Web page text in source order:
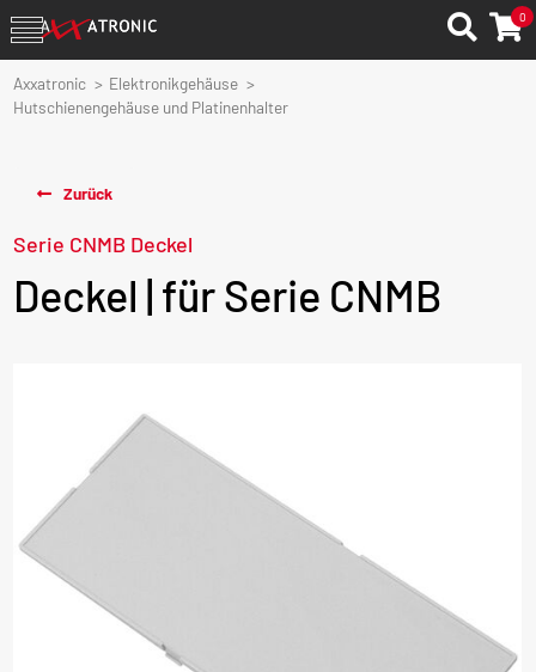
0
Axxatronic
Elektronikgehäuse
Hutschienengehäuse und Platinenhalter
Zurück
Serie CNMB Deckel
Deckel | für Serie CNMB